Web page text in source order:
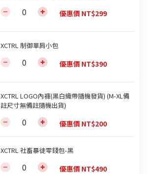
優惠價 NT$299
XCTRL 制御單肩小包
優惠價 NT$390
XCTRL LOGO內褲(黑白織帶隨機發貨) (M-XL備
註尺寸無備註隨機出貨)
優惠價 NT$200
XCTRL 社畜暴徒零錢包-黑
優惠價 NT$490